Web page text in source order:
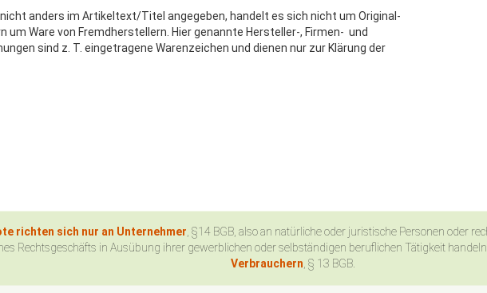
anders im Artikeltext/Titel angegeben, handelt es sich nicht um Original-
um Ware von Fremdherstellern. Hier genannte Hersteller-, Firmen- und
sind z. T. eingetragene Warenzeichen und dienen nur zur Klärung der
richten sich nur an Unternehmer , §14 BGB, also an natürliche oder juristische Personen oder
Rechtsgeschäfts in Ausübung ihrer gewerblichen oder selbständigen beruflichen Tätigkeit handeln.
Verbrauchern , § 13 BGB.